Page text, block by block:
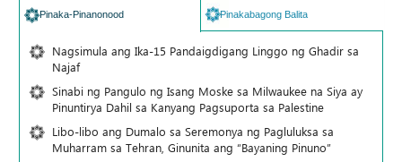
Pinaka-Pinanonood Pinakabagong Balita
Nagsimula ang Ika-15 Pandaigdigang Linggo ng Ghadir sa
Najaf
Sinabi ng Pangulo ng Isang Moske sa Milwaukee na Siya ay
Pinuntirya Dahil sa Kanyang Pagsuporta sa Palestine
Libo-libo ang Dumalo sa Seremonya ng Pagluluksa sa
Muharram sa Tehran, Ginunita ang “Bayaning Pinuno”